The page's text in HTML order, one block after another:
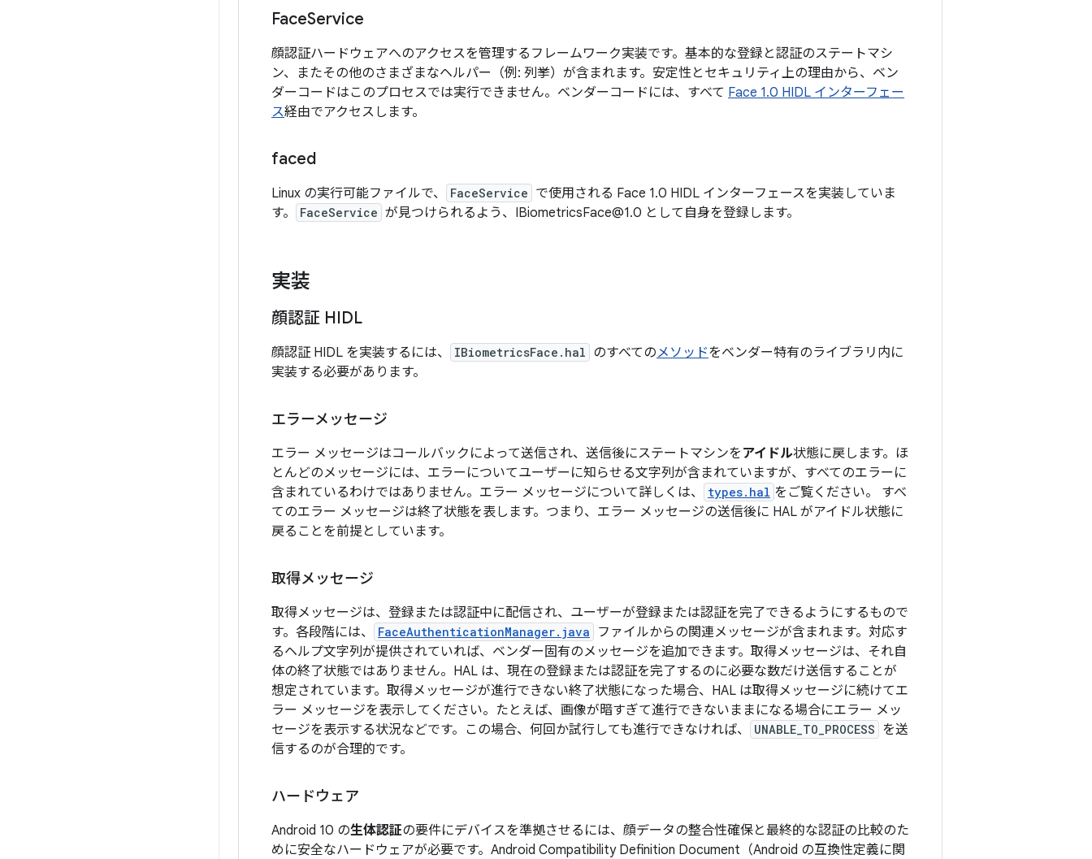
FaceService
顔認証ハードウェアへのアクセスを管理するフレームワーク実装です。基本的な登録と認証のステートマシ
ン、またその他のさまざまなヘルパー（例: 列挙）が含まれます。安定性とセキュリティ上の理由から、ベン
ダーコードはこのプロセスでは実行できません。ベンダーコードには、すべて Face 1.0 HIDL インターフェー
ス経由でアクセスします。
faced
Linux の実行可能ファイルで、 FaceService で使用される Face 1.0 HIDL インターフェースを実装していま
す。
FaceService が見つけられるよう、IBiometricsFace@1.0 として自身を登録します。
実装
顔認証 HIDL
顔認証 HIDL を実装するには、 IBiometricsFace.hal のすべてのメソッドをベンダー特有のライブラリ内に
実装する必要があります。
エラーメッセージ
エラー メッセージはコールバックによって送信され、送信後にステートマシンを アイドル状態に戻します。ほ
とんどのメッセージには、エラーについてユーザーに知らせる文字列が含まれていますが、すべてのエラーに
含まれているわけではありません。エラー メッセージについて詳しくは、
types.hal をご覧ください。 すべ
てのエラー メッセージは終了状態を表します。つまり、エラー メッセージの送信後に HAL がアイドル状態に
戻ることを前提としています。
取得メッセージ
取得メッセージは、登録または認証中に配信され、ユーザーが登録または認証を完了できるようにするもので
す。各段階には、
FaceAuthenticationManager.java
ファイルからの関連メッセージが含まれます。対応す
るヘルプ文字列が提供されていれば、ベンダー固有のメッセージを追加できます。取得メッセージは、それ自
体の終了状態ではありません。HAL は、現在の登録または認証を完了するのに必要な数だけ送信することが
想定されています。取得メッセージが進行できない終了状態になった場合、HAL は取得メッセージに続けてエ
ラー メッセージを表示してください。たとえば、画像が暗すぎて進行できないままになる場合にエラー メッ
セージを表示する状況などです。この場合、何回か試行しても進行できなければ、
UNABLE_TO_PROCESS を送
信するのが合理的です。
ハードウェア
Android 10 の生体認証の要件にデバイスを準拠させるには、顔データの整合性確保と最終的な認証の比較のた
めに安全なハードウェアが必要です。Android Compatibility Definition Document（Android の互換性定義に関